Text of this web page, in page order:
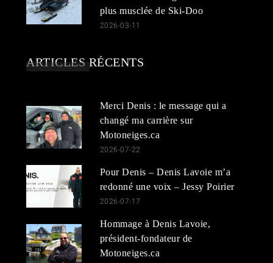
plus musclée de Ski-Doo
2026-03-11
ARTICLES RÉCENTS
Merci Denis : le message qui a
changé ma carrière sur
Motoneiges.ca
2026-07-22
Pour Denis – Denis Lavoie m’a
redonné une voix – Jessy Poirier
2026-07-17
Hommage à Denis Lavoie,
président-fondateur de
Motoneiges.ca